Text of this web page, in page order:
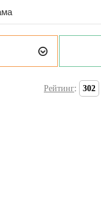
Рейтинг: 302